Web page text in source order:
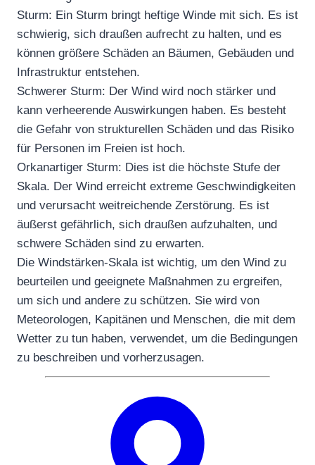
Sturm: Ein Sturm bringt heftige Winde mit sich. Es ist
schwierig, sich draußen aufrecht zu halten, und es
können größere Schäden an Bäumen, Gebäuden und
Infrastruktur entstehen.
Schwerer Sturm: Der Wind wird noch stärker und
kann verheerende Auswirkungen haben. Es besteht
die Gefahr von strukturellen Schäden und das Risiko
für Personen im Freien ist hoch.
Orkanartiger Sturm: Dies ist die höchste Stufe der
Skala. Der Wind erreicht extreme Geschwindigkeiten
und verursacht weitreichende Zerstörung. Es ist
äußerst gefährlich, sich draußen aufzuhalten, und
schwere Schäden sind zu erwarten.
Die Windstärken-Skala ist wichtig, um den Wind zu
beurteilen und geeignete Maßnahmen zu ergreifen,
um sich und andere zu schützen. Sie wird von
Meteorologen, Kapitänen und Menschen, die mit dem
Wetter zu tun haben, verwendet, um die Bedingungen
zu beschreiben und vorherzusagen.